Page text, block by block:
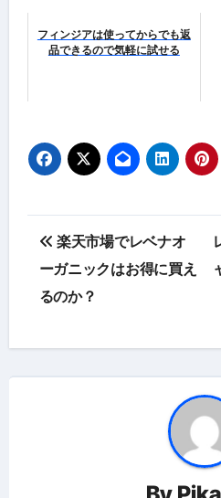
フィンジアは使ってからでも返
品できるので気軽に試せる
投
稿
ナ
ビ
ゲ
楽天市場でレベナオ
ーガニックはお得に買え
るのか？